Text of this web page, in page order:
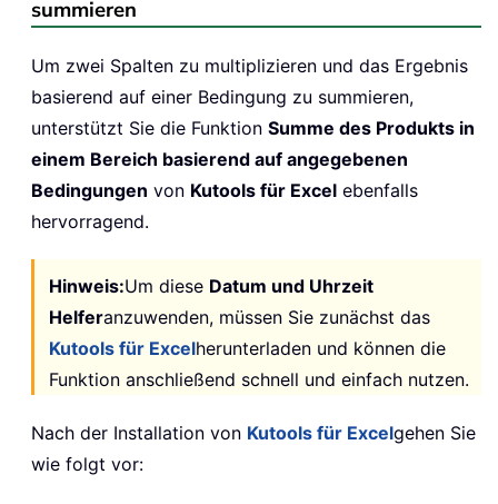
summieren
Um zwei Spalten zu multiplizieren und das Ergebnis
basierend auf einer Bedingung zu summieren,
unterstützt Sie die Funktion Summe des Produkts in
einem Bereich basierend auf angegebenen
Bedingungen von Kutools für Excel ebenfalls
hervorragend.
Hinweis:Um diese Datum und Uhrzeit
Helferanzuwenden, müssen Sie zunächst das
Kutools für Excelherunterladen und können die
Funktion anschließend schnell und einfach nutzen.
Nach der Installation von Kutools für Excelgehen Sie
wie folgt vor: